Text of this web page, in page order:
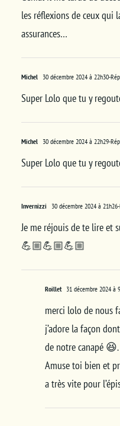
les réflexions de ceux qui
assurances…
Michel 30 décembre 2024 à 22h30-
Super Lolo que tu y
Michel 30 décembre 2024 à 22h29-
Super Lolo que tu y
Invernizzi 30 décembre 2024 à 21h26
Je me réjouis de te lire et
💪🏼💪🏼💪🏼
Roillet 31 décembre 2024 à
merci lolo de nous
j’adore la façon
de notre canapé 😆.
Amuse toi bien et
a très vite pour